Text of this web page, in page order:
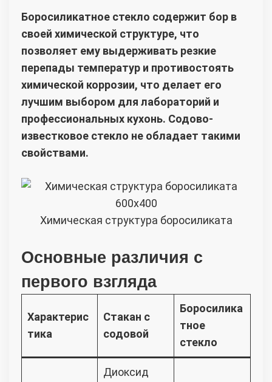
Боросиликатное стекло содержит бор в
своей химической структуре, что
позволяет ему выдерживать резкие
перепады температур и противостоять
химической коррозии, что делает его
лучшим выбором для лабораторий и
профессиональных кухонь. Содово-
известковое стекло не обладает такими
свойствами.
Химическая структура боросиликата
Основные различия с
первого взгляда
Характерис
тика
Стакан с
содовой
Боросилика
тное
стекло
Диоксид